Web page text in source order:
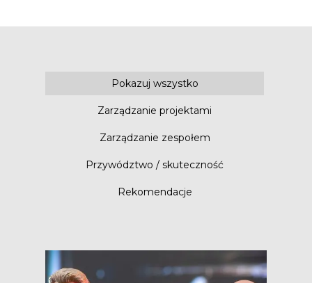
Pokazuj wszystko
Zarządzanie projektami
Zarządzanie zespołem
Przywództwo / skuteczność
Rekomendacje